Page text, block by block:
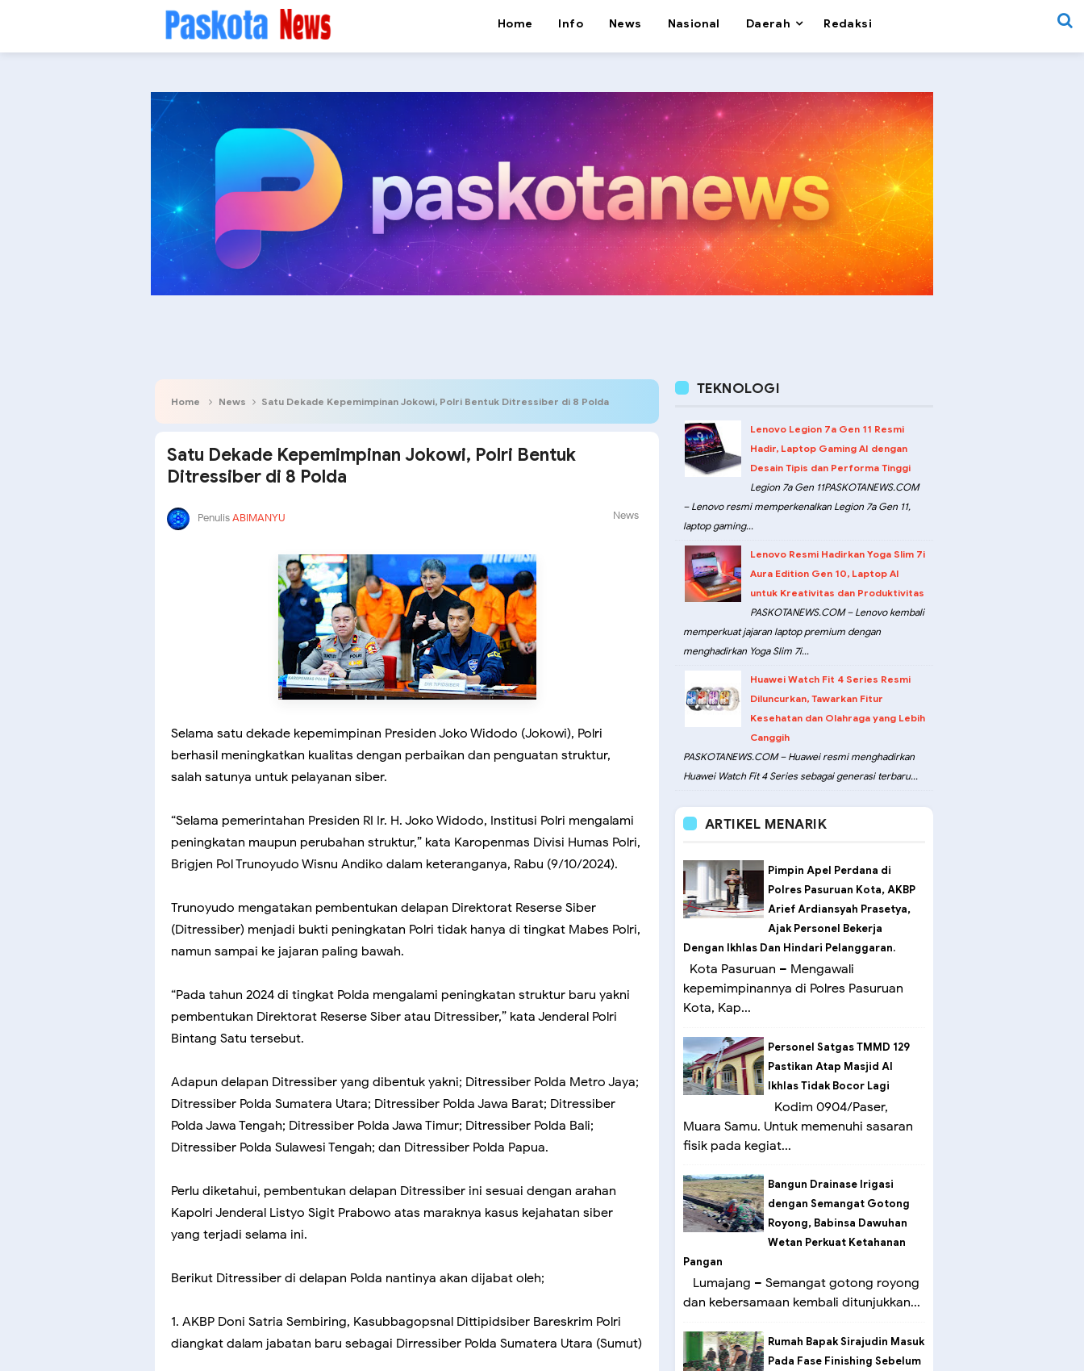
Home Info News Nasional Daerah Redaksi
Home News Satu Dekade Kepemimpinan Jokowi, Polri Bentuk Ditressiber di 8 Polda
Satu Dekade Kepemimpinan Jokowi, Polri Bentuk
Ditressiber di 8 Polda
PenulisABIMANYU News
Selama satu dekade kepemimpinan Presiden Joko Widodo (Jokowi), Polri
berhasil meningkatkan kualitas dengan perbaikan dan penguatan struktur,
salah satunya untuk pelayanan siber.
“Selama pemerintahan Presiden RI Ir. H. Joko Widodo, Institusi Polri mengalami
peningkatan maupun perubahan struktur,” kata Karopenmas Divisi Humas Polri,
Brigjen Pol Trunoyudo Wisnu Andiko dalam keteranganya, Rabu (9/10/2024).
Trunoyudo mengatakan pembentukan delapan Direktorat Reserse Siber
(Ditressiber) menjadi bukti peningkatan Polri tidak hanya di tingkat Mabes Polri,
namun sampai ke jajaran paling bawah.
“Pada tahun 2024 di tingkat Polda mengalami peningkatan struktur baru yakni
pembentukan Direktorat Reserse Siber atau Ditressiber,” kata Jenderal Polri
Bintang Satu tersebut.
Adapun delapan Ditressiber yang dibentuk yakni; Ditressiber Polda Metro Jaya;
Ditressiber Polda Sumatera Utara; Ditressiber Polda Jawa Barat; Ditressiber
Polda Jawa Tengah; Ditressiber Polda Jawa Timur; Ditressiber Polda Bali;
Ditressiber Polda Sulawesi Tengah; dan Ditressiber Polda Papua.
Perlu diketahui, pembentukan delapan Ditressiber ini sesuai dengan arahan
Kapolri Jenderal Listyo Sigit Prabowo atas maraknya kasus kejahatan siber
yang terjadi selama ini.
Berikut Ditressiber di delapan Polda nantinya akan dijabat oleh;
1. AKBP Doni Satria Sembiring, Kasubbagopsnal Dittipidsiber Bareskrim Polri
diangkat dalam jabatan baru sebagai Dirressiber Polda Sumatera Utara (Sumut)
TEKNOLOGI
Lenovo Legion 7a Gen 11 Resmi
Hadir, Laptop Gaming AI dengan
Desain Tipis dan Performa Tinggi
Legion 7a Gen 11PASKOTANEWS.COM
– Lenovo resmi memperkenalkan Legion 7a Gen 11,
laptop gaming...
Lenovo Resmi Hadirkan Yoga Slim 7i
Aura Edition Gen 10, Laptop AI
untuk Kreativitas dan Produktivitas
PASKOTANEWS.COM – Lenovo kembali
memperkuat jajaran laptop premium dengan
menghadirkan Yoga Slim 7i...
Huawei Watch Fit 4 Series Resmi
Diluncurkan, Tawarkan Fitur
Kesehatan dan Olahraga yang Lebih
Canggih
PASKOTANEWS.COM – Huawei resmi menghadirkan
Huawei Watch Fit 4 Series sebagai generasi terbaru...
ARTIKEL MENARIK
Pimpin Apel Perdana di
Polres Pasuruan Kota, AKBP
Arief Ardiansyah Prasetya,
Ajak Personel Bekerja
Dengan Ikhlas Dan Hindari Pelanggaran.
Kota Pasuruan – Mengawali
kepemimpinannya di Polres Pasuruan
Kota, Kap...
Personel Satgas TMMD 129
Pastikan Atap Masjid Al
Ikhlas Tidak Bocor Lagi
Kodim 0904/Paser,
Muara Samu. Untuk memenuhi sasaran
fisik pada kegiat...
Bangun Drainase Irigasi
dengan Semangat Gotong
Royong, Babinsa Dawuhan
Wetan Perkuat Ketahanan
Pangan
Lumajang – Semangat gotong royong
dan kebersamaan kembali ditunjukkan...
Rumah Bapak Sirajudin Masuk
Pada Fase Finishing Sebelum